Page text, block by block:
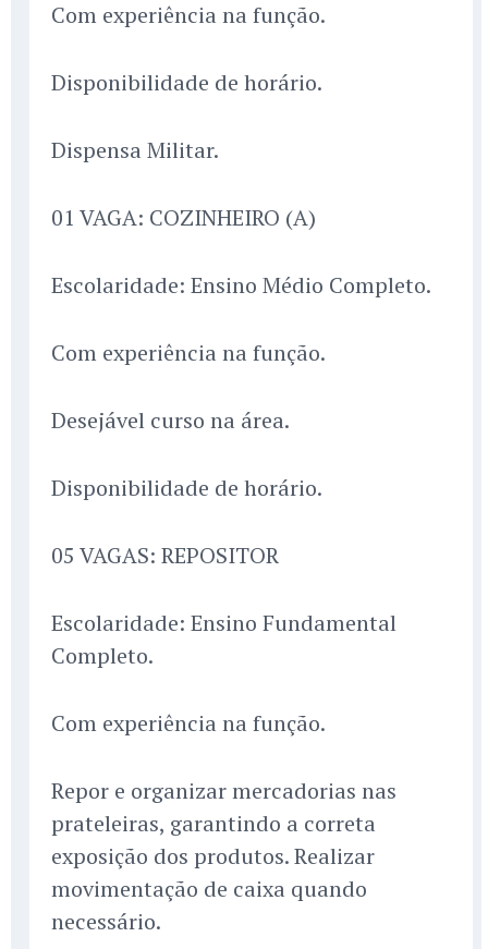
Com experiência na função.
Disponibilidade de horário.
Dispensa Militar.
01 VAGA: COZINHEIRO (A)
Escolaridade: Ensino Médio Completo.
Com experiência na função.
Desejável curso na área.
Disponibilidade de horário.
05 VAGAS: REPOSITOR
Escolaridade: Ensino Fundamental
Completo.
Com experiência na função.
Repor e organizar mercadorias nas
prateleiras, garantindo a correta
exposição dos produtos. Realizar
movimentação de caixa quando
necessário.